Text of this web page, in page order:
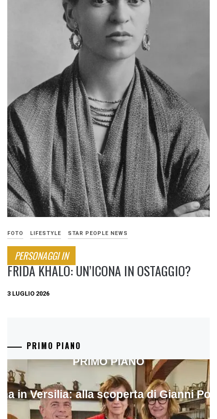
FOTO LIFESTYLE STAR PEOPLE NEWS
PERSONAGGI IN
FRIDA KHALO: UN’ICONA IN OSTAGGIO?
3 LUGLIO 2026
PRIMO PIANO
in Versilia: alla scoperta di Gianni
PRIMO PIANO